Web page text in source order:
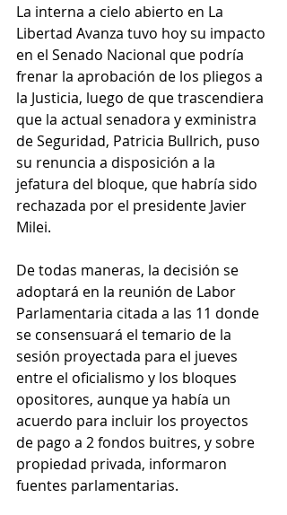
La interna a cielo abierto en La
Libertad Avanza tuvo hoy su impacto
en el Senado Nacional que podría
frenar la aprobación de los pliegos a
la Justicia, luego de que trascendiera
que la actual senadora y exministra
de Seguridad, Patricia Bullrich, puso
su renuncia a disposición a la
jefatura del bloque, que habría sido
rechazada por el presidente Javier
Milei.
De todas maneras, la decisión se
adoptará en la reunión de Labor
Parlamentaria citada a las 11 donde
se consensuará el temario de la
sesión proyectada para el jueves
entre el oficialismo y los bloques
opositores, aunque ya había un
acuerdo para incluir los proyectos
de pago a 2 fondos buitres, y sobre
propiedad privada, informaron
fuentes parlamentarias.